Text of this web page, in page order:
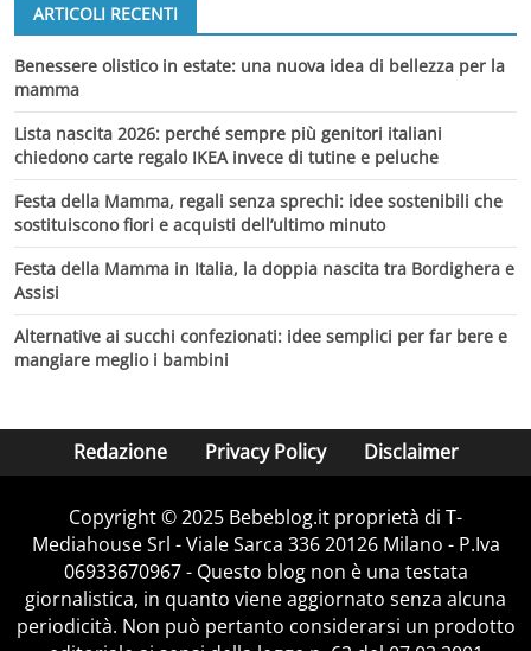
ARTICOLI RECENTI
Benessere olistico in estate: una nuova idea di bellezza per la
mamma
Lista nascita 2026: perché sempre più genitori italiani
chiedono carte regalo IKEA invece di tutine e peluche
Festa della Mamma, regali senza sprechi: idee sostenibili che
sostituiscono fiori e acquisti dell’ultimo minuto
Festa della Mamma in Italia, la doppia nascita tra Bordighera e
Assisi
Alternative ai succhi confezionati: idee semplici per far bere e
mangiare meglio i bambini
Redazione Privacy Policy Disclaimer
Copyright © 2025 Bebeblog.it proprietà di T-
Mediahouse Srl - Viale Sarca 336 20126 Milano - P.Iva
06933670967 - Questo blog non è una testata
giornalistica, in quanto viene aggiornato senza alcuna
periodicità. Non può pertanto considerarsi un prodotto